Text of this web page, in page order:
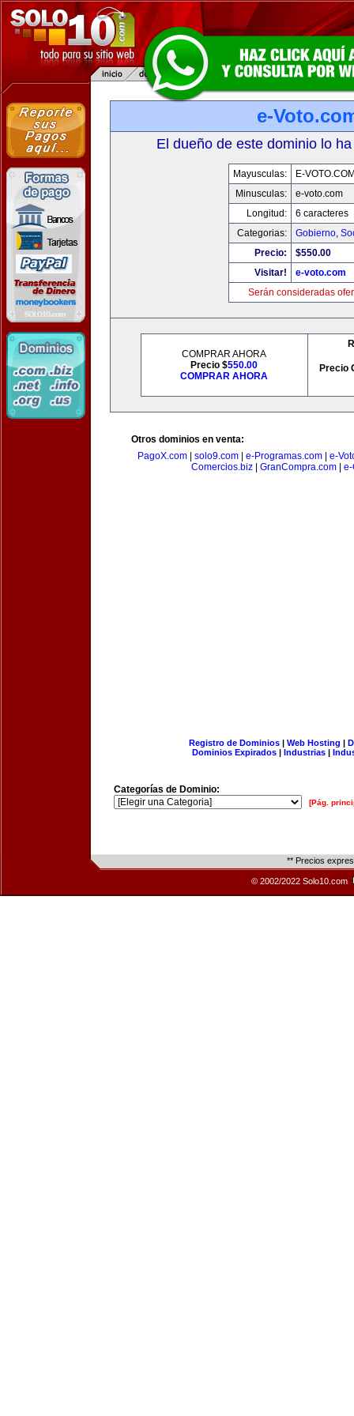
e-
El dueño de este dominio lo
Mayusculas:
E-
Minusculas:
e-voto.com
Longitud:
6 caracteres
Categorias:
Gobierno,
Precio:
$550.00
Visitar!
e-voto.com
Serán consideradas
COMPRAR AHORA
Precio $550.00
COMPRAR AHORA
Precio
Otros dominios en venta:
PagoX.com
solo9.com e-Programas.com
e-
Comercios.biz| GranCompra.com| e-
Registro de Dominios| Web Hosting |
Dominios Expirados | Industrias |
Categorías de Dominio:
[Pág.
** Precios
© 2002/2022 Solo10.com